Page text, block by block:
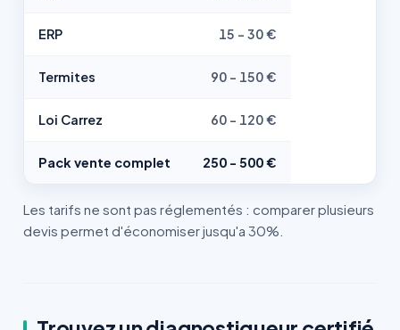
ERP 15 - 30 €
Termites 90 - 150 €
Loi Carrez 60 - 120 €
Pack vente complet 250 - 500 €
Les tarifs ne sont pas réglementés : comparer plusieurs
devis permet d'économiser jusqu'a 30%.